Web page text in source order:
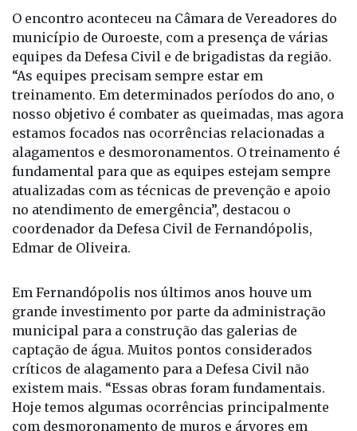
O encontro aconteceu na Câmara de Vereadores do
município de Ouroeste, com a presença de várias
equipes da Defesa Civil e de brigadistas da região.
“As equipes precisam sempre estar em
treinamento. Em determinados períodos do ano, o
nosso objetivo é combater as queimadas, mas agora
estamos focados nas ocorrências relacionadas a
alagamentos e desmoronamentos. O treinamento é
fundamental para que as equipes estejam sempre
atualizadas com as técnicas de prevenção e apoio
no atendimento de emergência”, destacou o
coordenador da Defesa Civil de Fernandópolis,
Edmar de Oliveira.
Em Fernandópolis nos últimos anos houve um
grande investimento por parte da administração
municipal para a construção das galerias de
captação de água. Muitos pontos considerados
críticos de alagamento para a Defesa Civil não
existem mais. “Essas obras foram fundamentais.
Hoje temos algumas ocorrências principalmente
com desmoronamento de muros e árvores em